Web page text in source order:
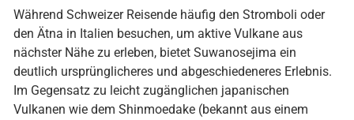
Während Schweizer Reisende häufig den Stromboli oder
den Ätna in Italien besuchen, um aktive Vulkane aus
nächster Nähe zu erleben, bietet Suwanosejima ein
deutlich ursprünglicheres und abgeschiedeneres Erlebnis.
Im Gegensatz zu leicht zugänglichen japanischen
Vulkanen wie dem Shinmoedake (bekannt aus einem